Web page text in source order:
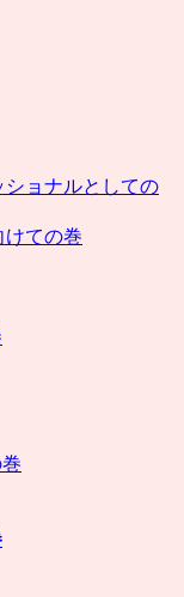
ョナルとしての
ての巻